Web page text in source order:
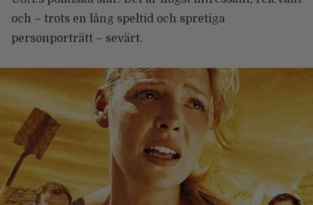
och – trots en lång speltid och spretiga
personporträtt – sevärt.